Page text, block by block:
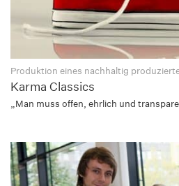
Produktion eines nachhaltig
Karma Classics
„Man muss offen, ehrlich und